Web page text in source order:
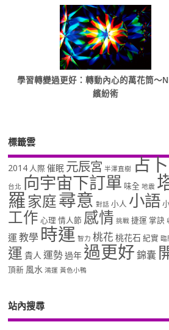
學習轉變過更好：轉動內心的萬花筒～
繽紛術
標籤雲
2014 人際 催眠 元辰宮 半澤直樹 占卜
台北 向宇宙下訂單 味全 地震
羅家庭尋意 對話 小人 小語
工作 心理 情人節 感情 挑戰 捷運 掌訣
運 教學 時運 智力 桃花 桃花石 紀實 臨
運 貴人 運勢過年 過更好錦囊
頂新 風水 鴻運 黃色小鴨
站內搜尋